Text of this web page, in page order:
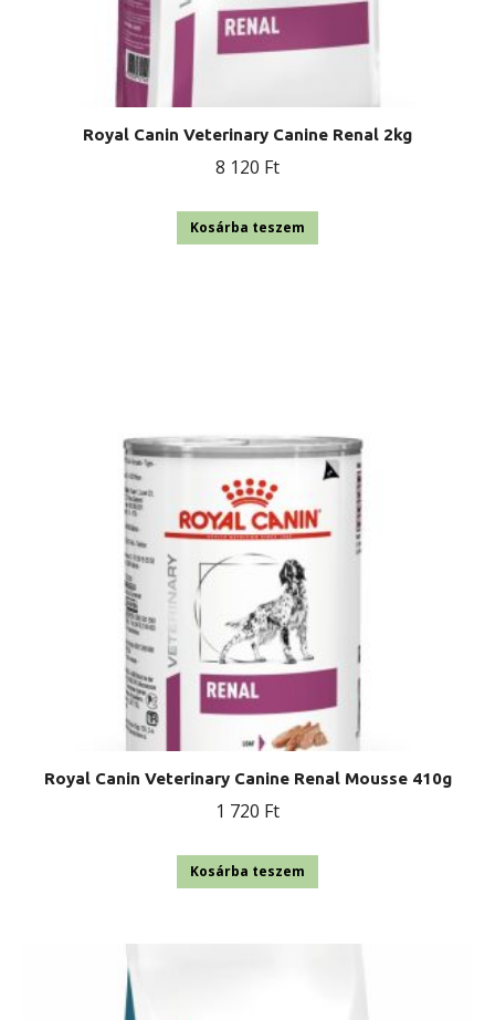
Royal Canin Veterinary Canine Renal 2kg
8 120 Ft
Kosárba teszem
Royal Canin Veterinary Canine Renal Mousse 410g
1 720 Ft
Kosárba teszem